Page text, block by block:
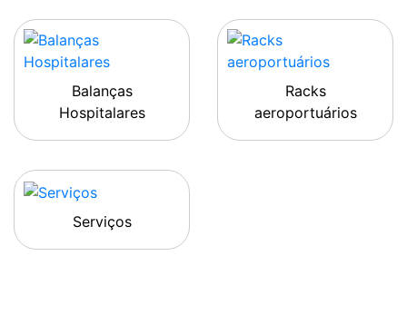
Balanças
Hospitalares
Racks
aeroportuários
Serviços